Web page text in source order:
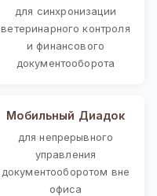
для синхронизации
ветеринарного контроля
и финансового
документооборота
Мобильный Диадок
для непрерывного
управления
документооборотом вне
офиса